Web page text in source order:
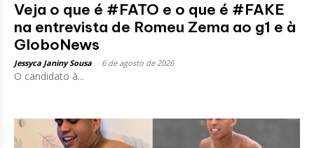
Veja o que é #FATO e o que é #FAKE
na entrevista de Romeu Zema ao g1 e à
GloboNews
Jessyca Janiny Sousa 6 de agosto de 2026
O candidato à...